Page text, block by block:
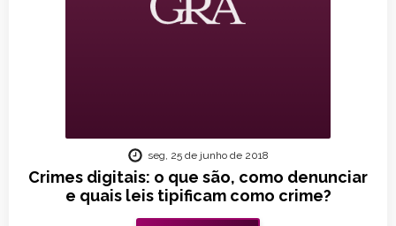
Crimes digitais: o que são, como denunciar
e quais leis tipificam como crime?
seg, 25 de junho de 2018